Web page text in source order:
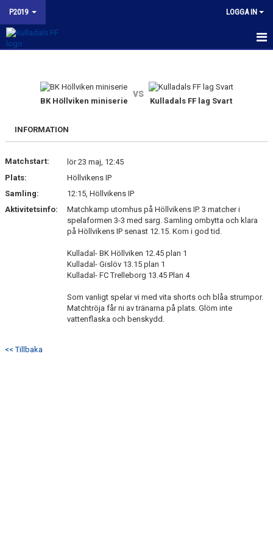
P2019 LOGGA IN
MATCHER
TRUPPEN
BILDGALLERI
BK Höllviken miniserie
vs
Kulladals FF lag Svart
INFORMATION
Matchstart:
lör 23 maj, 12:45
Plats:
Höllvikens IP
Samling:
12:15, Höllvikens IP
Aktivitetsinfo:
Matchkamp utomhus på Höllvikens IP. 3 matcher i
spelaformen 3-3 med sarg. Samling ombytta och klara
på Höllvikens IP senast 12.15. Kom i god tid.
Kulladal- BK Höllviken 12.45 plan 1
Kulladal- Gislöv 13.15 plan 1
Kulladal- FC Trelleborg 13.45 Plan 4
Som vanligt spelar vi med vita shorts och blåa strumpor.
Matchtröja får ni av tränarna på plats. Glöm inte
vattenflaska och benskydd.
<< Tillbaka